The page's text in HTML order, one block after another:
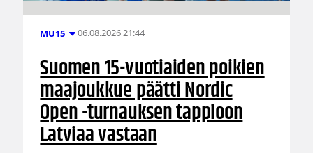
MU15 06.08.2026 21:44
Suomen 15-vuotiaiden poikien
maajoukkue päätti Nordic
Open -turnauksen tappioon
Latviaa vastaan